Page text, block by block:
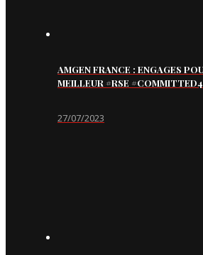
AMGEN FRANCE : ENGAGES
MEILLEUR #RSE
27/07/2023